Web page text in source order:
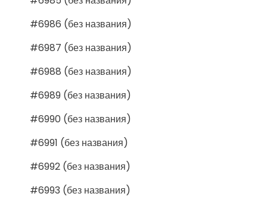
#6986 (без названия)
#6987 (без названия)
#6988 (без названия)
#6989 (без названия)
#6990 (без названия)
#6991 (без названия)
#6992 (без названия)
#6993 (без названия)